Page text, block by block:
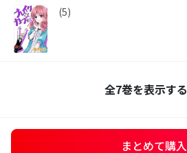
(5)
全7巻を表示する
まとめて購入